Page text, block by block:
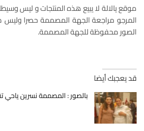
موقع يالالة لا يبيع هذه المنتجات و ليس
المرجو مراجعة الجهة المصممة حصرا
الصور محفوظة للجهة المصممة.
قد يعجبك أيضا
بالصور : المصممة نسرين ياحي